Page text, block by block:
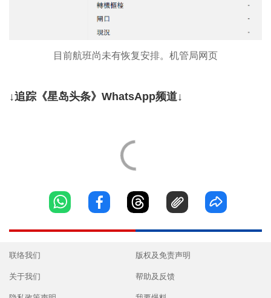
目前航班尚未有恢复安排。机管局网页
↓追踪《星岛头条》WhatsApp频道↓
联络我们
关于我们
版权及免责声明
帮助及反馈